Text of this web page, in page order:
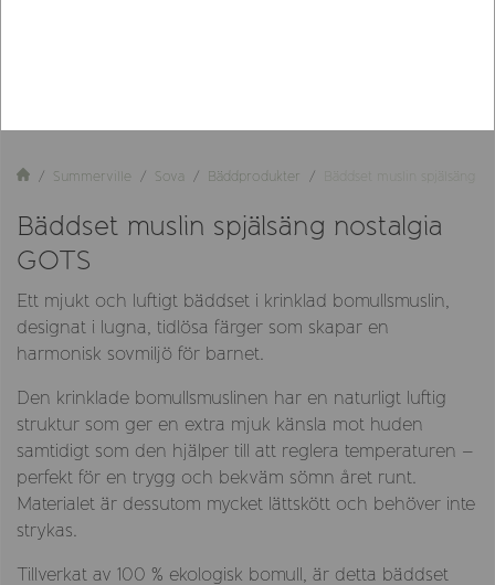
Summerville Sova Bäddprodukter Bäddset muslin spjälsäng
Bäddset muslin spjälsäng nostalgia
GOTS
Ett mjukt och luftigt bäddset i krinklad bomullsmuslin,
designat i lugna, tidlösa färger som skapar en
harmonisk sovmiljö för barnet.
Den krinklade bomullsmuslinen har en naturligt luftig
struktur som ger en extra mjuk känsla mot huden
samtidigt som den hjälper till att reglera temperaturen –
perfekt för en trygg och bekväm sömn året runt.
Materialet är dessutom mycket lättskött och behöver inte
strykas.
Tillverkat av 100 % ekologisk bomull, är detta bäddset